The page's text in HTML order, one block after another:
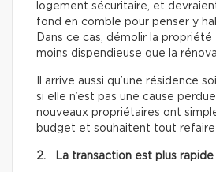
logement sécuritaire, et
fond en comble pour penser y
Dans ce cas, démolir la
moins dispendieuse que la
Il arrive aussi qu’une résidence
si elle n’est pas une cause
nouveaux propriétaires ont
budget et souhaitent tout refaire
2. La transaction est plus rapide